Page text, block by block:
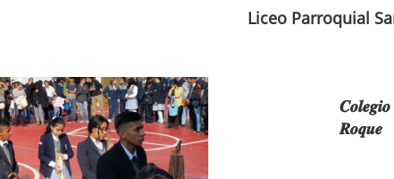
Liceo Parroquial
𝑹𝒐𝒒𝒖𝒆